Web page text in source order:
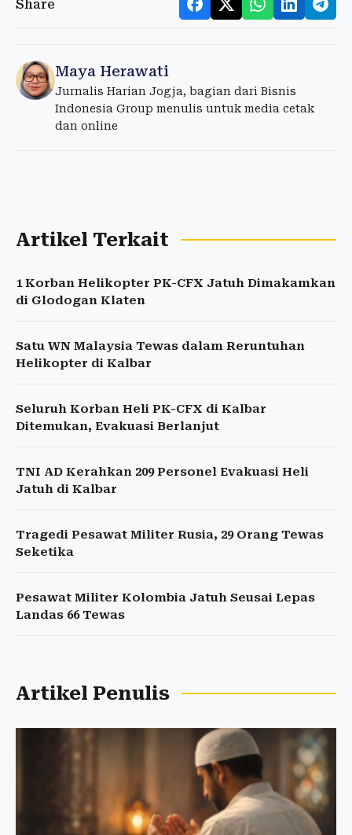
Share
Maya Herawati
Jurnalis Harian Jogja, bagian dari Bisnis
Indonesia Group menulis untuk media cetak
dan online
Artikel Terkait
1 Korban Helikopter PK-CFX Jatuh Dimakamkan
di Glodogan Klaten
Satu WN Malaysia Tewas dalam Reruntuhan
Helikopter di Kalbar
Seluruh Korban Heli PK-CFX di Kalbar
Ditemukan, Evakuasi Berlanjut
TNI AD Kerahkan 209 Personel Evakuasi Heli
Jatuh di Kalbar
Tragedi Pesawat Militer Rusia, 29 Orang Tewas
Seketika
Pesawat Militer Kolombia Jatuh Seusai Lepas
Landas 66 Tewas
Artikel Penulis